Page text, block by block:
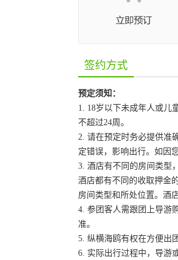
签约方式
预定须知：
1. 18岁以下未成年人或儿
不超过24周。
2. 请在预定时务必提供准
定错误，影响出行。如因
3. 酒店有不同的房间类型
酒店都有不同的收取押金
房间类型和所处位置。酒
4. 参团客人需跟团上导游
准。
5. 纵横海鸥有权在方便出
6. 实际出行过程中，导游